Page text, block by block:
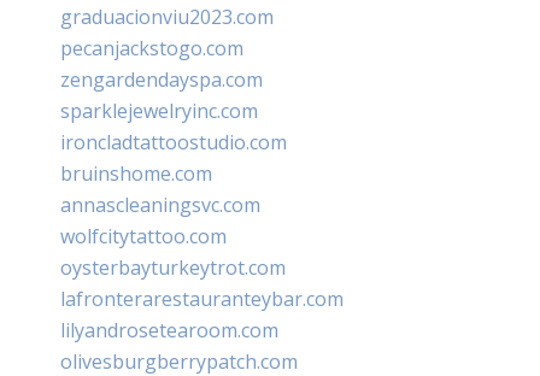
graduacionviu2023.com
pecanjackstogo.com
zengardendayspa.com
sparklejewelryinc.com
ironcladtattoostudio.com
bruinshome.com
annascleaningsvc.com
wolfcitytattoo.com
oysterbayturkeytrot.com
lafronterarestauranteybar.com
lilyandrosetearoom.com
olivesburgberrypatch.com